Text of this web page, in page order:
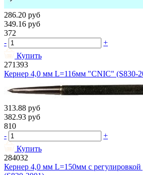
286.20 руб
349.16 руб
372
-
+
Купить
271393
Кернер 4,0 мм L=116мм "CNIC" (S830-
313.88 руб
382.93 руб
810
-
+
Купить
284032
Кернер 4,0 мм L=150мм с